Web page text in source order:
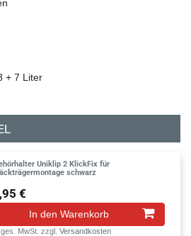
+ 7 Liter
Uniklip 2 KlickFix für
schwarz
€
In den Warenkorb
MwSt. zzgl.Versandkosten